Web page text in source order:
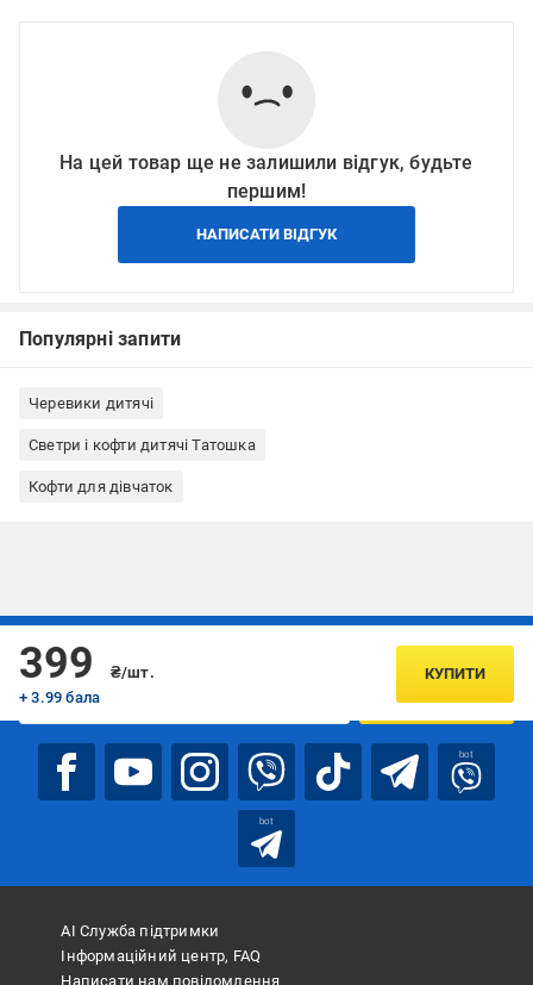
На цей товар ще не залишили відгук, будьте
першим!
НАПИСАТИ ВІДГУК
Популярні запити
Черевики дитячі
Светри і кофти дитячі Татошка
Кофти для дівчаток
399
₴/шт.
+ 3.99 бала
КУПИТИ
Підписуйтесь, щоб дізнаватись першим про акції та пропозиції
ПІДПИСАТИСЯ
bot
bot
АІ Служба підтримки
Інформаційний центр, FAQ
Написати нам повідомлення